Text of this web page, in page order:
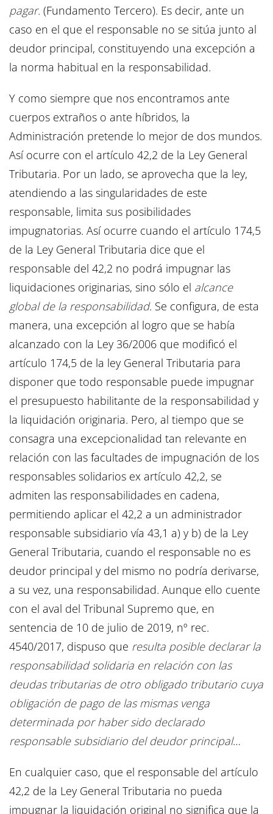
pagar. (Fundamento Tercero). Es decir, ante un
caso en el que el responsable no se sitúa junto al
deudor principal, constituyendo una excepción a
la norma habitual en la responsabilidad.
Y como siempre que nos encontramos ante
cuerpos extraños o ante híbridos, la
Administración pretende lo mejor de dos mundos.
Así ocurre con el artículo 42,2 de la Ley General
Tributaria. Por un lado, se aprovecha que la ley,
atendiendo a las singularidades de este
responsable, limita sus posibilidades
impugnatorias. Así ocurre cuando el artículo 174,5
de la Ley General Tributaria dice que el
responsable del 42,2 no podrá impugnar las
liquidaciones originarias, sino sólo el alcance
global de la responsabilidad. Se configura, de esta
manera, una excepción al logro que se había
alcanzado con la Ley 36/2006 que modificó el
artículo 174,5 de la ley General Tributaria para
disponer que todo responsable puede impugnar
el presupuesto habilitante de la responsabilidad y
la liquidación originaria. Pero, al tiempo que se
consagra una excepcionalidad tan relevante en
relación con las facultades de impugnación de los
responsables solidarios ex artículo 42,2, se
admiten las responsabilidades en cadena,
permitiendo aplicar el 42,2 a un administrador
responsable subsidiario vía 43,1 a) y b) de la Ley
General Tributaria, cuando el responsable no es
deudor principal y del mismo no podría derivarse,
a su vez, una responsabilidad. Aunque ello cuente
con el aval del Tribunal Supremo que, en
sentencia de 10 de julio de 2019, nº rec.
4540/2017, dispuso que resulta posible declarar la
responsabilidad solidaria en relación con las
deudas tributarias de otro obligado tributario cuya
obligación de pago de las mismas venga
determinada por haber sido declarado
responsable subsidiario del deudor principal…
En cualquier caso, que el responsable del artículo
42,2 de la Ley General Tributaria no pueda
impugnar la liquidación original no significa que la